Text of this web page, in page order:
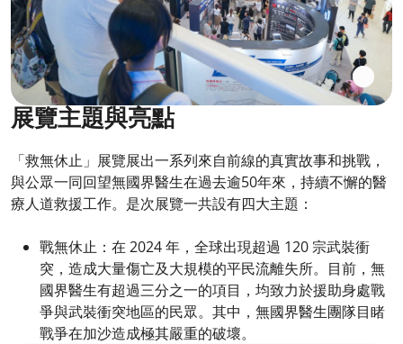
展覽主題與亮點
「救無休止」展覽展出一系列來自前線的真實故事和挑戰，
與公眾一同回望無國界醫生在過去逾50年來，持續不懈的醫
療人道救援工作。是次展覽一共設有四大主題：
戰無休止：在 2024 年，全球出現超過 120 宗武裝衝
突，造成大量傷亡及大規模的平民流離失所。目前，無
國界醫生有超過三分之一的項目，均致力於援助身處戰
爭與武裝衝突地區的民眾。其中，無國界醫生團隊目睹
戰爭在加沙造成極其嚴重的破壞。